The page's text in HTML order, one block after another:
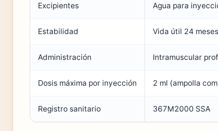
Excipientes Agua para
Estabilidad Vida útil 24
Administración Intramuscular
Dosis máxima por inyección 2 ml (ampolla
Registro sanitario 367M2000 SSA